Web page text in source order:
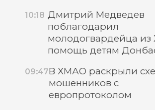
10:18 Дмитрий Медведев
поблагодарил
молодогвардейца из
помощь детям
09:47В ХМАО раскрыли
мошенников с
европротоколом